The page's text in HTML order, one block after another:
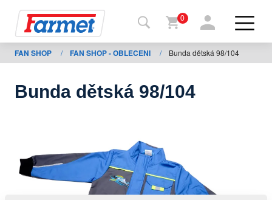
Zpět
na
Moje
stroje
0
FAN SHOP / FAN SHOP - OBLECENI / Bunda dětská 98/104
Bunda dětská 98/104